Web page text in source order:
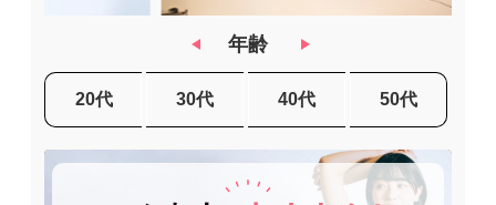
年齢
20代 30代 40代 50代